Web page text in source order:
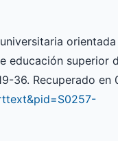
educación superior
36. Recuperado en